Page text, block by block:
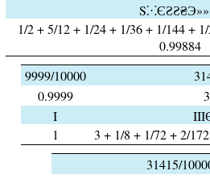
1/2 + 5/12 + 1/24 + 1/36 + 1/144 +
0.99884
9999/10000
0.9999
I
1
3 + 1/8 + 1/72 + 2/
31415/